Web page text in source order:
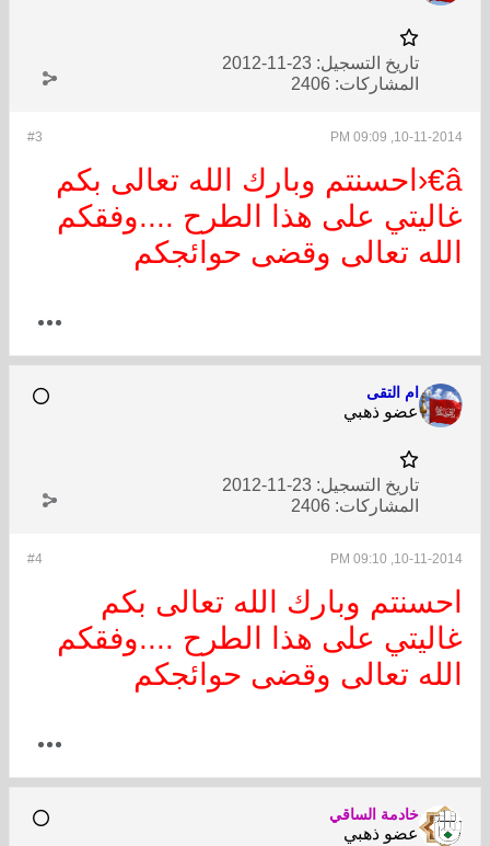
تاريخ التسجيل: 23-11-2012
المشاركات: 2406
#3 10-11-2014, 09:09 PM
â€‹احسنتم وبارك الله تعالى بكم
غاليتي على هذا الطرح ....وفقكم
الله تعالى وقضى حوائجكم
ام التقى
عضو ذهبي
تاريخ التسجيل: 23-11-2012
المشاركات: 2406
#4 10-11-2014, 09:10 PM
​احسنتم وبارك الله تعالى بكم
غاليتي على هذا الطرح ....وفقكم
الله تعالى وقضى حوائجكم
خادمة الساقي
عضو ذهبي